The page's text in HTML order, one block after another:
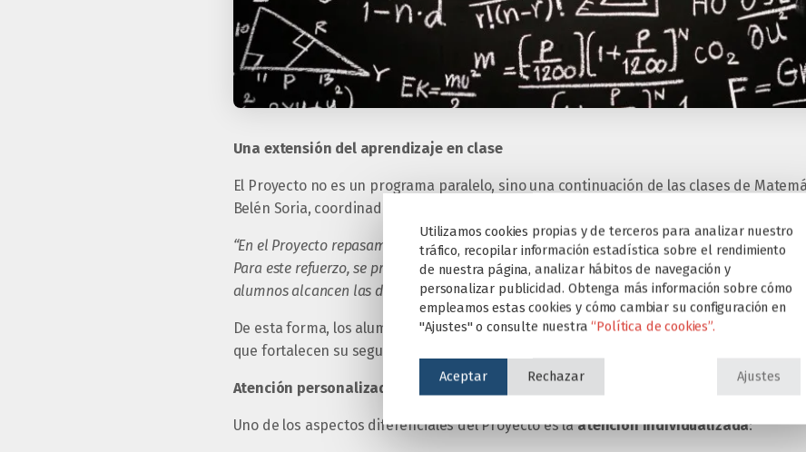
Una extensión del aprendizaje en clase
El Proyecto no es un programa paralelo, sino una continuación de las clases de
Belén Soria, coordinadora de esta área en el Grupo Educare:
“En el Proyecto repasamos los conceptos vistos durante la semana, reforzando aquellos
Para este refuerzo, se proporcionan fichas con más ejercicios en orden creciente de
alumnos alcancen las destrezas que deben adquirir”.
De esta forma, los alumnos consolidan lo aprendido y progresan a su propio ritmo,
que fortalecen su seguridad y autonomía.
Atención personalizada y trabajo en equipo
Uno de los aspectos diferenciales del Proyecto es laatención individualizada:
Utilizamos cookies propias y de terceros para analizar nuestro
tráfico, recopilar información estadística sobre el rendimiento
de nuestra página, analizar hábitos de navegación y
personalizar publicidad. Obtenga más información sobre cómo
empleamos estas cookies y cómo cambiar su configuración en
"Ajustes" o consulte nuestra“Política de cookies”.
Aceptar Rechazar Ajustes